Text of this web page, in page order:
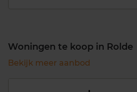
Woningen te koop in Rolde
Bekijk meer aanbod